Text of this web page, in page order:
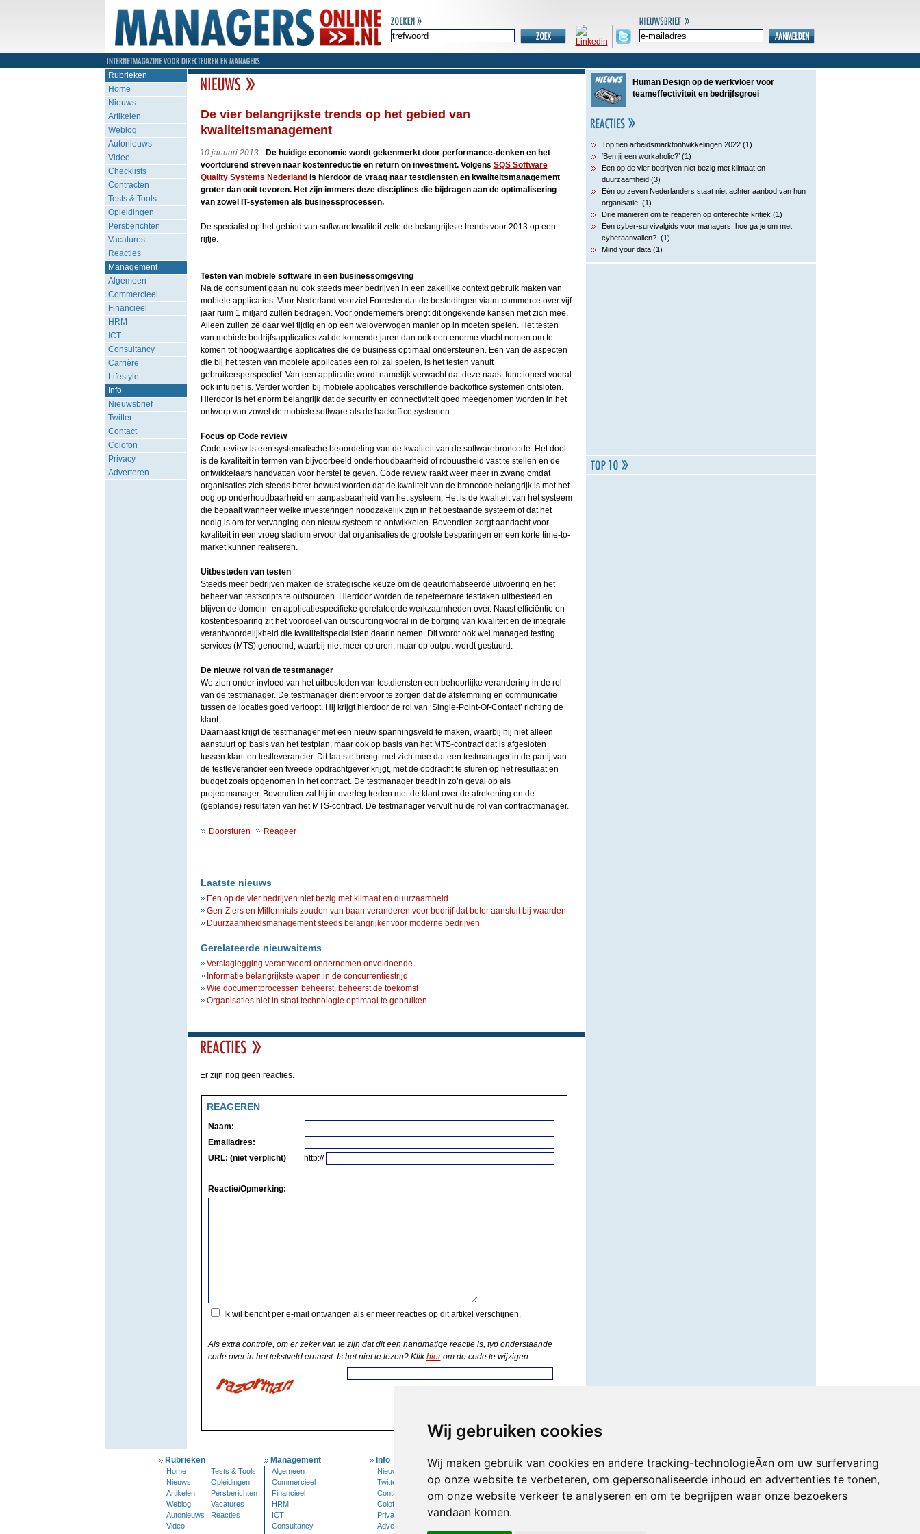
Wij gebruiken cookies
Wij maken gebruik van cookies en andere tracking-technologieÃ«n om uw surfervaring
op onze website te verbeteren, om gepersonaliseerde inhoud en advertenties te tonen,
om onze website verkeer te analyseren en om te begrijpen waar onze bezoekers
vandaan komen.
Rubrieken
Home
Nieuws
Artikelen
Weblog
Autonieuws
Video
Checklists
Contracten
Tests & Tools
Opleidingen
Persberichten
Vacatures
Reacties
Management
Algemeen
Commercieel
Financieel
HRM
ICT
Consultancy
Carrière
Lifestyle
Info
Nieuwsbrief
Twitter
Contact
Colofon
Privacy
Adverteren
De vier belangrijkste trends op het gebied van
kwaliteitsmanagement
10 januari 2013- De huidige economie wordt gekenmerkt door performance-denken en het
voortdurend streven naar kostenreductie en return on investment. Volgens SQS Software
Quality Systems Nederland is hierdoor de vraag naar testdiensten en kwaliteitsmanagement
groter dan ooit tevoren. Het zijn immers deze disciplines die bijdragen aan de optimalisering
van zowel IT-systemen als businessprocessen.
De specialist op het gebied van softwarekwaliteit zette de belangrijkste trends voor 2013 op een
rijtje.
Testen van mobiele software in een businessomgeving
Na de consument gaan nu ook steeds meer bedrijven in een zakelijke context gebruik maken van
mobiele applicaties. Voor Nederland voorziet Forrester dat de bestedingen via m-commerce over vijf
jaar ruim 1 miljard zullen bedragen. Voor ondernemers brengt dit ongekende kansen met zich mee.
Alleen zullen ze daar wel tijdig en op een weloverwogen manier op in moeten spelen. Het testen
van mobiele bedrijfsapplicaties zal de komende jaren dan ook een enorme vlucht nemen om te
komen tot hoogwaardige applicaties die de business optimaal ondersteunen. Een van de aspecten
die bij het testen van mobiele applicaties een rol zal spelen, is het testen vanuit
gebruikersperspectief. Van een applicatie wordt namelijk verwacht dat deze naast functioneel vooral
ook intuïtief is. Verder worden bij mobiele applicaties verschillende backoffice systemen ontsloten.
Hierdoor is het enorm belangrijk dat de security en connectiviteit goed meegenomen worden in het
ontwerp van zowel de mobiele software als de backoffice systemen.
Focus op Code review
Code review is een systematische beoordeling van de kwaliteit van de softwarebroncode. Het doel
is de kwaliteit in termen van bijvoorbeeld onderhoudbaarheid of robuustheid vast te stellen en de
ontwikkelaars handvatten voor herstel te geven. Code review raakt weer meer in zwang omdat
organisaties zich steeds beter bewust worden dat de kwaliteit van de broncode belangrijk is met het
oog op onderhoudbaarheid en aanpasbaarheid van het systeem. Het is de kwaliteit van het systeem
die bepaalt wanneer welke investeringen noodzakelijk zijn in het bestaande systeem of dat het
nodig is om ter vervanging een nieuw systeem te ontwikkelen. Bovendien zorgt aandacht voor
kwaliteit in een vroeg stadium ervoor dat organisaties de grootste besparingen en een korte time-to-
market kunnen realiseren.
Uitbesteden van testen
Steeds meer bedrijven maken de strategische keuze om de geautomatiseerde uitvoering en het
beheer van testscripts te outsourcen. Hierdoor worden de repeteerbare testtaken uitbesteed en
blijven de domein- en applicatiespecifieke gerelateerde werkzaamheden over. Naast efficiëntie en
kostenbesparing zit het voordeel van outsourcing vooral in de borging van kwaliteit en de integrale
verantwoordelijkheid die kwaliteitspecialisten daarin nemen. Dit wordt ook wel managed testing
services (MTS) genoemd, waarbij niet meer op uren, maar op output wordt gestuurd.
De nieuwe rol van de testmanager
We zien onder invloed van het uitbesteden van testdiensten een behoorlijke verandering in de rol
van de testmanager. De testmanager dient ervoor te zorgen dat de afstemming en communicatie
tussen de locaties goed verloopt. Hij krijgt hierdoor de rol van ‘Single-Point-Of-Contact’ richting de
klant.
Daarnaast krijgt de testmanager met een nieuw spanningsveld te maken, waarbij hij niet alleen
aanstuurt op basis van het testplan, maar ook op basis van het MTS-contract dat is afgesloten
tussen klant en testleverancier. Dit laatste brengt met zich mee dat een testmanager in de partij van
de testleverancier een tweede opdrachtgever krijgt, met de opdracht te sturen op het resultaat en
budget zoals opgenomen in het contract. De testmanager treedt in zo’n geval op als
projectmanager. Bovendien zal hij in overleg treden met de klant over de afrekening en de
(geplande) resultaten van het MTS-contract. De testmanager vervult nu de rol van contractmanager.
Doorsturen Reageer
Laatste nieuws
Een op de vier bedrijven niet bezig met klimaat en duurzaamheid
Gen-Z’ers en Millennials zouden van baan veranderen voor bedrijf dat beter aansluit bij waarden
Duurzaamheidsmanagement steeds belangrijker voor moderne bedrijven
Gerelateerde nieuwsitems
Verslaglegging verantwoord ondernemen onvoldoende
Informatie belangrijkste wapen in de concurrentiestrijd
Wie documentprocessen beheerst, beheerst de toekomst
Organisaties niet in staat technologie optimaal te gebruiken
Er zijn nog geen reacties.
REAGEREN
Naam:
Emailadres:
URL: (niet verplicht)
http://
Reactie/Opmerking:
Ik wil bericht per e-mail ontvangen als er meer reacties op dit artikel verschijnen.
Als extra controle, om er zeker van te zijn dat dit een handmatige reactie is, typ onderstaande
code over in het tekstveld ernaast. Is het niet te lezen? Klikhierom de code te wijzigen.
Human Design op de werkvloer voor
teameffectiviteit en bedrijfsgroei
Top tien arbeidsmarktontwikkelingen 2022 (1)
‘Ben jij een workaholic?’ (1)
Een op de vier bedrijven niet bezig met klimaat en
duurzaamheid (3)
Eén op zeven Nederlanders staat niet achter aanbod van hun
organisatie (1)
Drie manieren om te reageren op onterechte kritiek (1)
Een cyber-survivalgids voor managers: hoe ga je om met
cyberaanvallen? (1)
Mind your data (1)
Rubrieken
Home
Tests & Tools
Nieuws
Opleidingen
Artikelen
Persberichten
Weblog
Vacatures
Autonieuws
Reacties
Video
Management
Algemeen
Commercieel
Financieel
HRM
ICT
Consultancy
Info
Nieuwsbrief
Twitter
Contact
Colofon
Privacy
Adverteren
Mijn Account
Inloggen